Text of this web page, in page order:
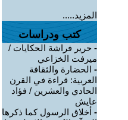
المزيد.....
كتب ودراسات
- حرير فراشة الحكايات /
ميرفت الخزاعي
- الحضارة والثقافة
العربية: قراءة في القرن
الحادي والعشرين / فؤاد
عايش
- أخلاق الرسول كما ذكرها